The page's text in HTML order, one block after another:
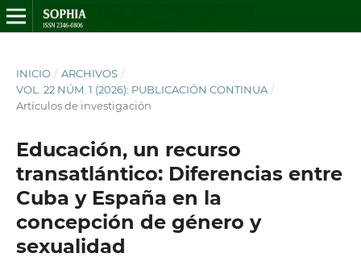
INICIO / ARCHIVOS /
VOL. 22 NÚM. 1 (2026): PUBLICACIÓN CONTINUA /
Artículos de investigación
Educación, un recurso
transatlántico: Diferencias entre
Cuba y España en la
concepción de género y
sexualidad